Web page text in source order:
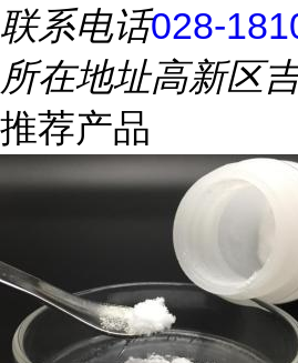
联系电话028-
所在地址高新区
推荐产品